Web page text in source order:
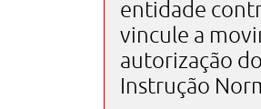
entidade
vincule a
autorização
Instrução